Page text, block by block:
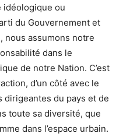
idéologique ou
du Gouvernement et
nous assumons notre
dans le
de notre Nation. C’est
d’un côté avec le
dirigeantes du pays et de
toute sa diversité, que
dans l’espace urbain.